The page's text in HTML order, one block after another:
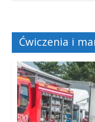
Ćwiczenia i